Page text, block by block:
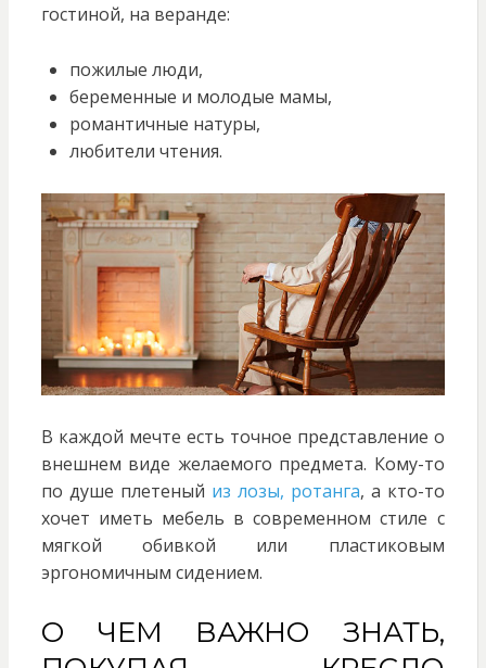
гостиной, на веранде:
пожилые люди,
беременные и молодые мамы,
романтичные натуры,
любители чтения.
В каждой мечте есть точное представление о
внешнем виде желаемого предмета. Кому-то
по душе плетеный из лозы, ротанга, а кто-то
хочет иметь мебель в современном стиле с
мягкой обивкой или пластиковым
эргономичным сидением.
О ЧЕМ ВАЖНО ЗНАТЬ,